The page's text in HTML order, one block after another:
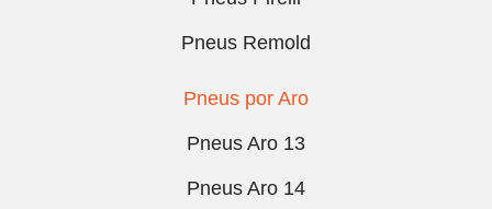
Pneus Remold
Pneus por Aro
Pneus Aro 13
Pneus Aro 14